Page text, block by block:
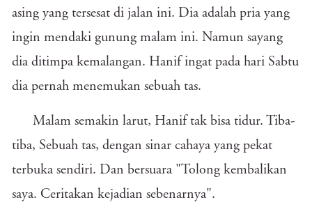
asing yang tersesat di jalan ini. Dia adalah pria yang
ingin mendaki gunung malam ini. Namun sayang
dia ditimpa kemalangan. Hanif ingat pada hari Sabtu
dia pernah menemukan sebuah tas.
Malam semakin larut, Hanif tak bisa tidur. Tiba-
tiba, Sebuah tas, dengan sinar cahaya yang pekat
terbuka sendiri. Dan bersuara "Tolong kembalikan
saya. Ceritakan kejadian sebenarnya".